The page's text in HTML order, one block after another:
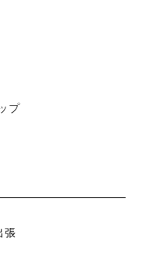
プ
張